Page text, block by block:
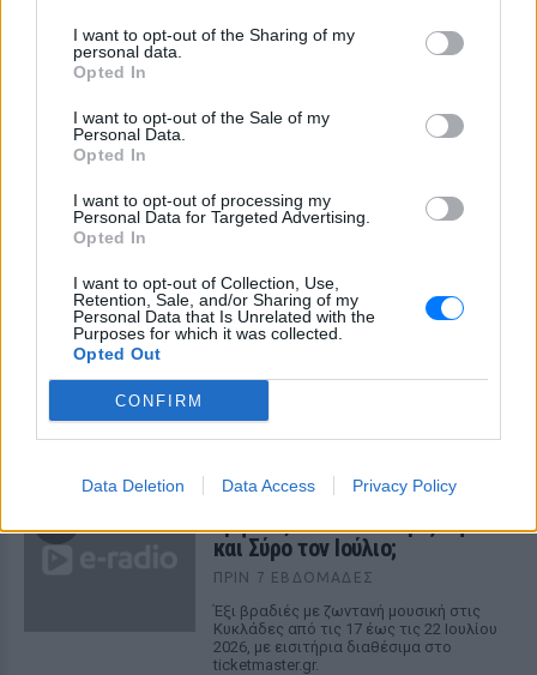
I want to opt-out of the Sharing of my
personal data.
Opted In
I want to opt-out of the Sale of my
Personal Data.
Opted In
I want to opt-out of processing my
Personal Data for Targeted Advertising.
Opted In
I want to opt-out of Collection, Use,
Retention, Sale, and/or Sharing of my
Personal Data that Is Unrelated with the
Purposes for which it was collected.
Opted Out
CONFIRM
Data Deletion Data Access Privacy Policy
Ο 12ος Πίθηκος στο Φεστιβάλ Μονής
Λαζαριστών – Παρουσιάζει ζωντανά το
«Ζούγκλα»
Ο κορυφαίος εκπρόσωπος της ελληνικής hip hop σκηνής
ανεβαίνει στη σκηνή της Σταυρούπολης την Τετάρτη 24
ΠΡΙΝ 7 ΕΒΔΟΜΆΔΕΣ
εμφανίζονται στο μεγάλο
φεστιβάλ ηλεκτρονικής
μουσικής της Εύβοιας;
stages και πάνω από 50 καλλιτέχνες στο
Platanenhof της Κύμης, από 3 έως 5
Avli Music Festival 2026: Ποιοι
εμφανίζονται σε Ανδρο, Τήνο
και Σύρο τον Ιούλιο;
ΠΡΙΝ 7 ΕΒΔΟΜΆΔΕΣ
Έξι βραδιές με ζωντανή μουσική στις
Κυκλάδες από τις 17 έως τις 22 Ιουλίου
2026, με εισιτήρια διαθέσιμα στο
ticketmaster.gr.